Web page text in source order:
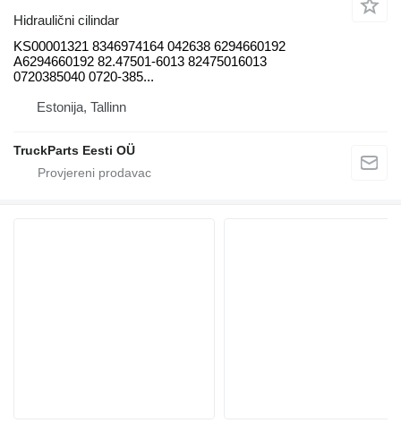
Hidraulični cilindar
KS00001321 8346974164 042638 6294660192
A6294660192 82.47501-6013 82475016013
0720385040 0720-385...
Estonija, Tallinn
TruckParts Eesti OÜ